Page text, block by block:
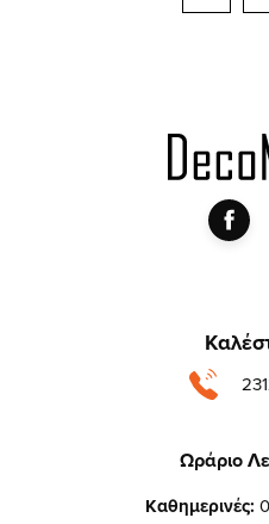
Ωράριο
Καθημερινές: